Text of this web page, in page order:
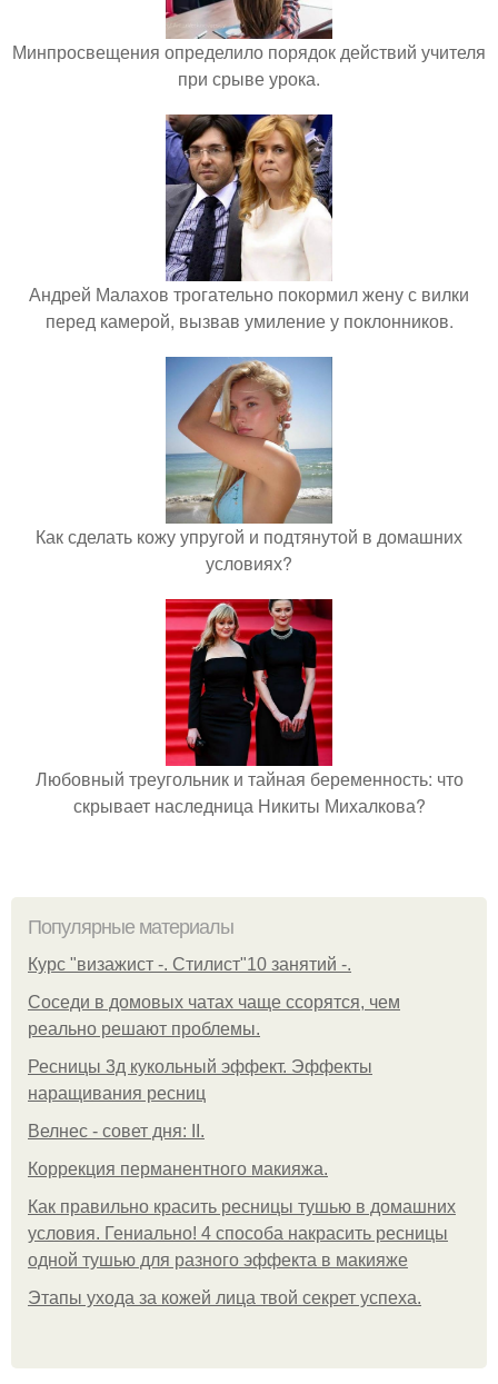
Минпросвещения определило порядок действий учителя
при срыве урока.
Андрей Малахов трогательно покормил жену с вилки
перед камерой, вызвав умиление у поклонников.
Как сделать кожу упругой и подтянутой в домашних
условиях?
Любовный треугольник и тайная беременность: что
скрывает наследница Никиты Михалкова?
Популярные материалы
Курс "визажист -. Стилист"10 занятий -.
Соседи в домовых чатах чаще ссорятся, чем
реально решают проблемы.
Ресницы 3д кукольный эффект. Эффекты
наращивания ресниц
Велнес - совет дня: II.
Коррекция перманентного макияжа.
Как правильно красить ресницы тушью в домашних
условия. Гениально! 4 способа накрасить ресницы
одной тушью для разного эффекта в макияже
Этапы ухода за кожей лица твой секрет успеха.